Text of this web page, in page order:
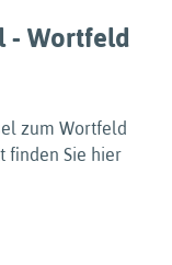
- Wortfeld
zum Wortfeld
finden Sie hier